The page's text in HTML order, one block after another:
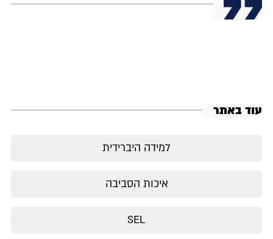
עוד באתר
למידה היברידית
איכות הסביבה
SEL